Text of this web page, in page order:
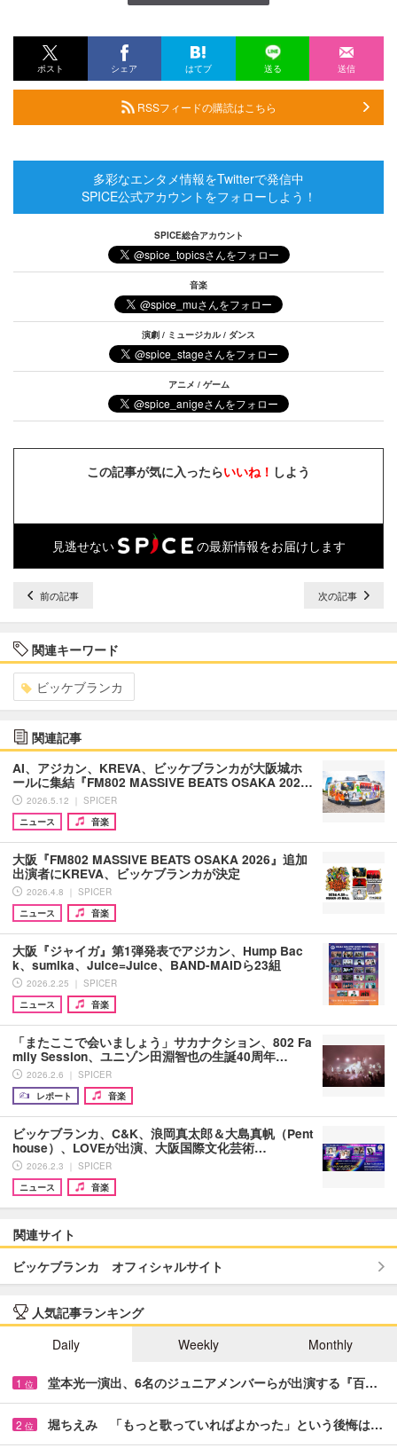
ポスト シェア はてブ 送る 送信
RSSフィードの購読はこちら
多彩なエンタメ情報をTwitterで発信中
SPICE公式アカウントをフォローしよう！
SPICE総合アカウント
音楽
演劇 / ミュージカル / ダンス
アニメ / ゲーム
この記事が気に入ったらいいね！ しよう
見逃せない の最新情報をお届けします
前の記事 次の記事
関連キーワード
ビッケブランカ
関連記事
AI、アジカン、KREVA、ビッケブランカが大阪城ホ
ールに集結『FM802 MASSIVE BEATS OSAKA 202…
2026.5.12 ｜ SPICER
ニュース
音楽
大阪『FM802 MASSIVE BEATS OSAKA 2026』追加
出演者にKREVA、ビッケブランカが決定
2026.4.8 ｜ SPICER
ニュース
音楽
大阪『ジャイガ』第1弾発表でアジカン、Hump Bac
k、sumika、Juice=Juice、BAND-MAIDら23組
2026.2.25 ｜ SPICER
ニュース
音楽
「またここで会いましょう」サカナクション、802 Fa
mily Session、ユニゾン田淵智也の生誕40周年…
2026.2.6 ｜ SPICER
レポート
音楽
ビッケブランカ、C&K、浪岡真太郎＆大島真帆（Pent
house）、LOVEが出演、大阪国際文化芸術…
2026.2.3 ｜ SPICER
ニュース
音楽
関連サイト
ビッケブランカ オフィシャルサイト
人気記事ランキング
Daily
Weekly Monthly
1 位 堂本光一演出、6名のジュニアメンバーらが出演する『百…
2 位 堀ちえみ 「もっと歌っていればよかった」という後悔は…